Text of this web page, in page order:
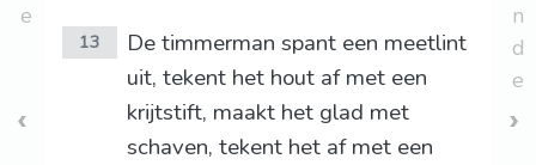
e
13
De timmerman spant een meetlint
uit, tekent het hout af met een
krijtstift, maakt het glad met
schaven, tekent het af met een
n
d
e